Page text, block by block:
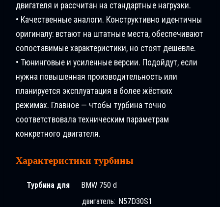
двигателя и рассчитан на стандартные нагрузки.
• Качественные аналоги. Конструктивно идентичны
оригиналу: встают на штатные места, обеспечивают
сопоставимые характеристики, но стоят дешевле.
• Тюнинговые и усиленные версии. Подойдут, если
нужна повышенная производительность или
планируется эксплуатация в более жёстких
режимах. Главное — чтобы турбина точно
соответствовала техническим параметрам
конкретного двигателя.
Характеристики турбины
Турбина для BMW 750 d
двигатель: N57D30S1